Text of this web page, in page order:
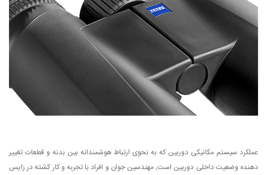
عملکرد سیستم مکانیکی دوربین که به نحوی ارتباط هوشمندانه بین بدنه و قطعات تغییر
دهنده وضعیت داخلی دوربین است, مهندسین جوان و افراد با تجربه و کار کشته در زایس